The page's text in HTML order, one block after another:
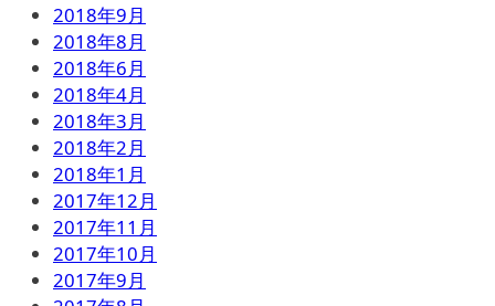
2018年9月
2018年8月
2018年6月
2018年4月
2018年3月
2018年2月
2018年1月
2017年12月
2017年11月
2017年10月
2017年9月